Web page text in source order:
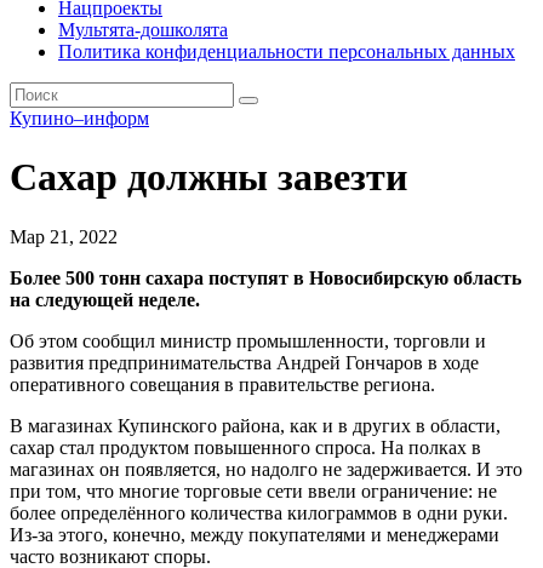
Нацпроекты
Мультята-дошколята
Политика конфиденциальности персональных данных
Купино–информ
Сахар должны завезти
Мар 21, 2022
Более 500 тонн сахара поступят в Новосибирскую область
на следующей неделе.
Об этом сообщил министр промышленности, торговли и
развития предпринимательства Андрей Гончаров в ходе
оперативного совещания в правительстве региона.
В магазинах Купинского района, как и в других в области,
сахар стал продуктом повышенного спроса. На полках в
магазинах он появляется, но надолго не задерживается. И это
при том, что многие торговые сети ввели ограничение: не
более определённого количества килограммов в одни руки.
Из-за этого, конечно, между покупателями и менеджерами
часто возникают споры.